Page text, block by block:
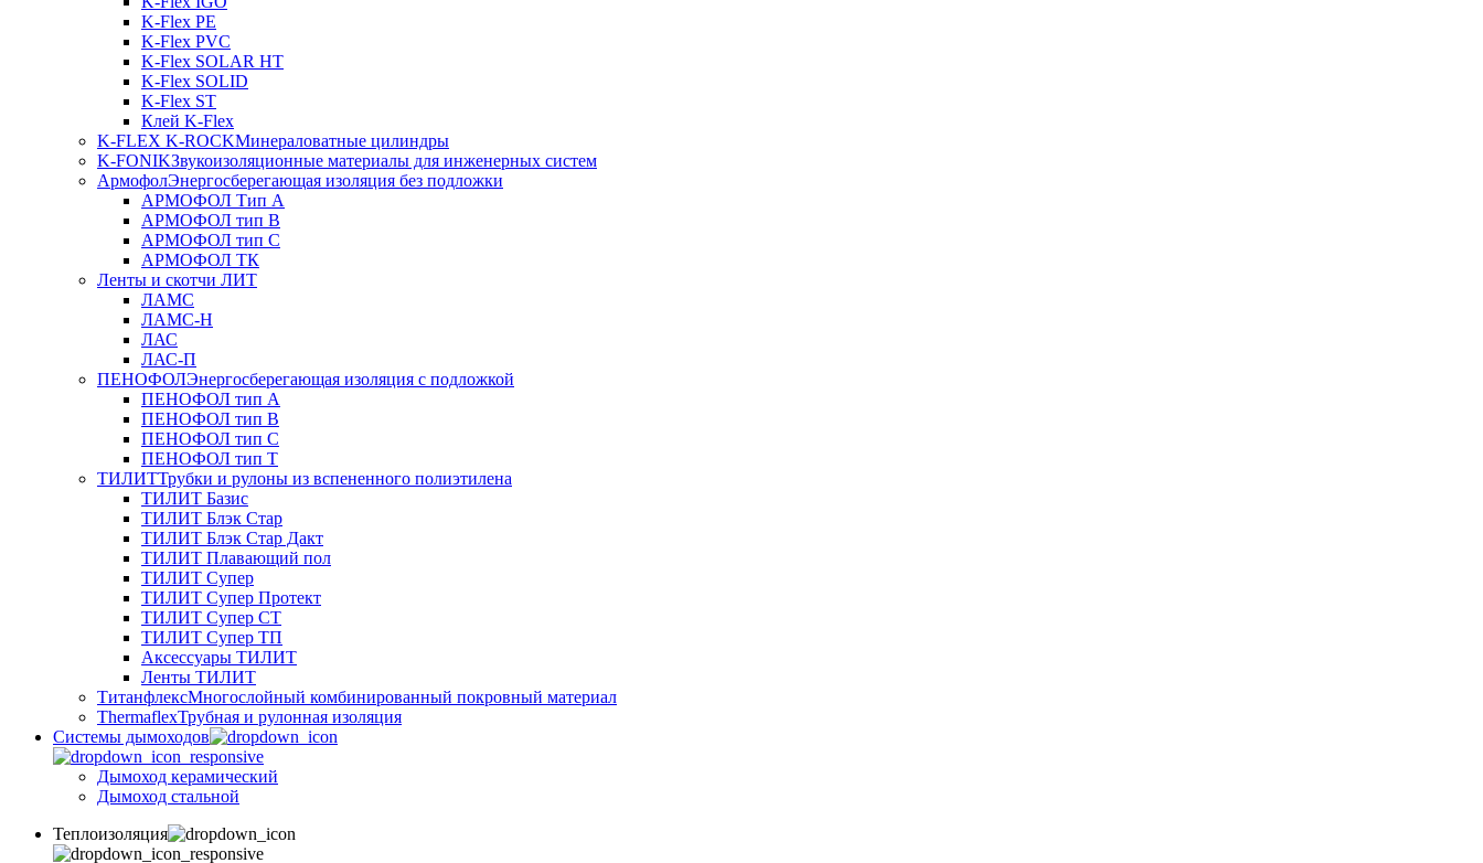
K-Flex PE
K-Flex PVC
K-Flex SOLAR HT
K-Flex SOLID
K-Flex ST
Клей K-Flex
K-FLEX K-ROCKМинераловатные цилиндры
K-FONIKЗвукоизоляционные материалы для инженерных систем
АрмофолЭнергосберегающая изоляция без подложки
АРМОФОЛ Тип А
АРМОФОЛ тип В
АРМОФОЛ тип C
АРМОФОЛ ТК
Ленты и скотчи ЛИТ
ЛАМС
ЛАМС-Н
ЛАС
ЛАС-П
ПЕНОФОЛЭнергосберегающая изоляция с подложкой
ПЕНОФОЛ тип А
ПЕНОФОЛ тип B
ПЕНОФОЛ тип C
ПЕНОФОЛ тип T
ТИЛИТТрубки и рулоны из вспененного полиэтилена
ТИЛИТ Базис
ТИЛИТ Блэк Стар
ТИЛИТ Блэк Стар Дакт
ТИЛИТ Плавающий пол
ТИЛИТ Супер
ТИЛИТ Супер Протект
ТИЛИТ Супер СТ
ТИЛИТ Супер ТП
Аксессуары ТИЛИТ
Ленты ТИЛИТ
ТитанфлексМногослойный комбинированный покровный материал
ThermaflexТрубная и рулонная изоляция
Cистемы дымоходов
Дымоход керамический
Дымоход стальной
Теплоизоляция